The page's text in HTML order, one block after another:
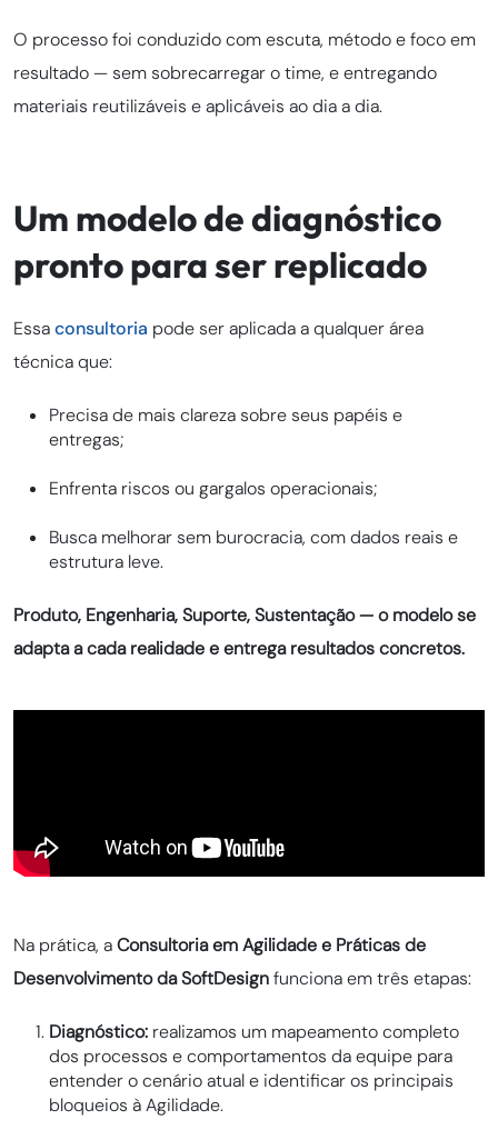
O processo foi conduzido com escuta, método e foco em
resultado — sem sobrecarregar o time, e entregando
materiais reutilizáveis e aplicáveis ao dia a dia.
Um modelo de diagnóstico
pronto para ser replicado
Essaconsultoria pode ser aplicada a qualquer área
técnica que:
Precisa de mais clareza sobre seus papéis e
entregas;
Enfrenta riscos ou gargalos operacionais;
Busca melhorar sem burocracia, com dados reais e
estrutura leve.
Produto, Engenharia, Suporte, Sustentação — o modelo se
adapta a cada realidade e entrega resultados concretos.
Na prática, aConsultoria em Agilidade e Práticas de
Desenvolvimento da SoftDesignfunciona em três etapas:
Diagnóstico: realizamos um mapeamento completo
dos processos e comportamentos da equipe para
entender o cenário atual e identificar os principais
bloqueios à Agilidade.